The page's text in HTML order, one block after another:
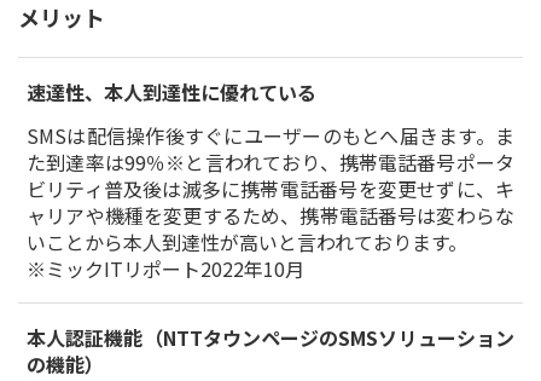
メリット
速達性、本人到達性に優れている
SMSは配信操作後すぐにユーザーのもとへ届きます。ま
た到達率は99％※と言われており、携帯電話番号ポータ
ビリティ普及後は滅多に携帯電話番号を変更せずに、キ
ャリアや機種を変更するため、携帯電話番号は変わらな
いことから本人到達性が高いと言われております。
※ミックITリポート2022年10月
本人認証機能（NTTタウンページのSMSソリューション
の機能）